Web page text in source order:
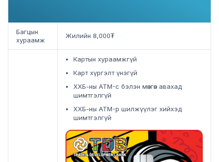
Багцын
хураамж
Жилийн 8,000₮
Картын хураамжгүй
Карт хүргэлт үнэгүй
ХХБ-ны ATM-с бэлэн мөнгөн авахад
шимтгэлгүй
ХХБ-ны ATM-р шилжүүлэг хийхэд
шимтгэлгүй
Image